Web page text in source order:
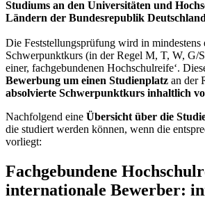
Studiums an den Universitäten und
Ländern der Bundesrepublik Deutschland
Die Feststellungsprüfung wird in mindestens
Schwerpunktkurs (in der Regel M, T, W, G/
einer, fachgebundenen Hochschulreife‘.
Bewerbung um einen Studienplatz an der
absolvierte Schwerpunktkurs inhaltlich
Nachfolgend eine Übersicht über die
die studiert werden können, wenn die
vorliegt:
Fachgebundene
internationale Bewerber: